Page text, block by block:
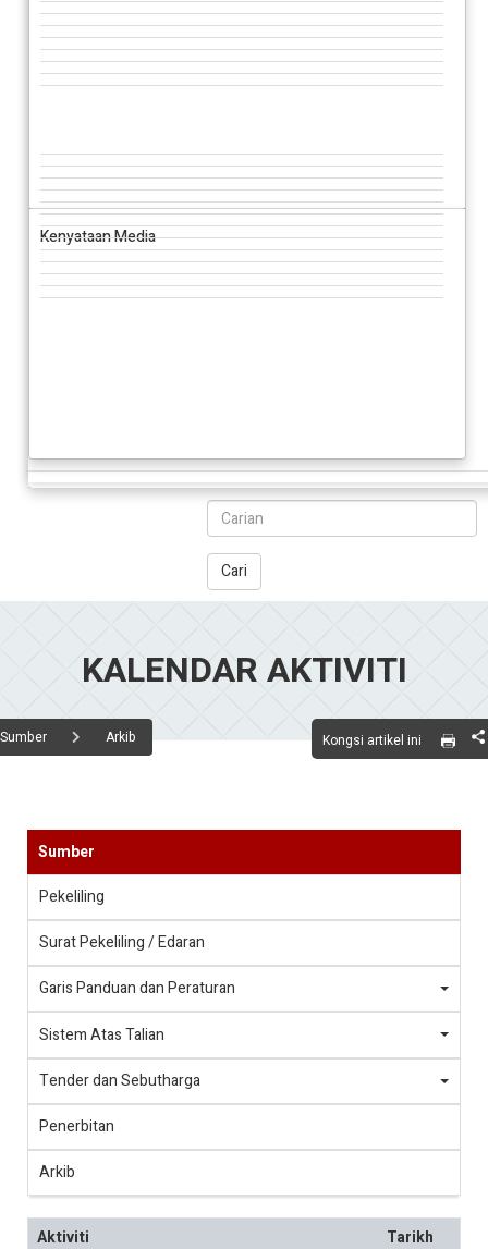
Kenyataan Media
Cari
KALENDAR AKTIVITI
Sumber Arkib Kongsi artikel ini
Sumber
Pekeliling
Surat Pekeliling / Edaran
Garis Panduan dan Peraturan
Sistem Atas Talian
Tender dan Sebutharga
Penerbitan
Arkib
Aktiviti Tarikh